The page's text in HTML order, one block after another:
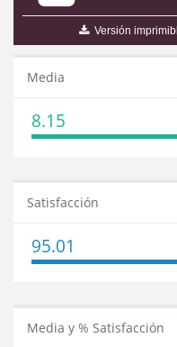
Versión
Media
8.15
Satisfacción
95.01
Media y % Satisfacción